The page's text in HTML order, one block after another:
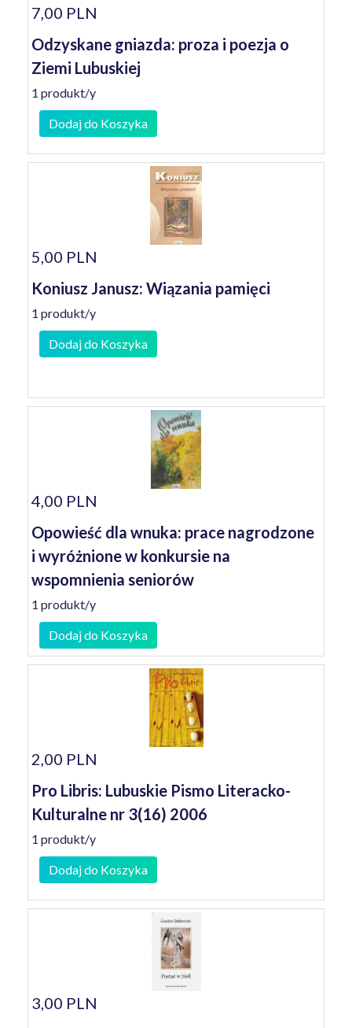
7,00 PLN
Odzyskane gniazda: proza i poezja o
Ziemi Lubuskiej
1 produkt/y
Dodaj do Koszyka
5,00 PLN
Koniusz Janusz: Wiązania pamięci
1 produkt/y
Dodaj do Koszyka
4,00 PLN
Opowieść dla wnuka: prace nagrodzone
i wyróżnione w konkursie na
wspomnienia seniorów
1 produkt/y
Dodaj do Koszyka
2,00 PLN
Pro Libris: Lubuskie Pismo Literacko-
Kulturalne nr 3(16) 2006
1 produkt/y
Dodaj do Koszyka
3,00 PLN